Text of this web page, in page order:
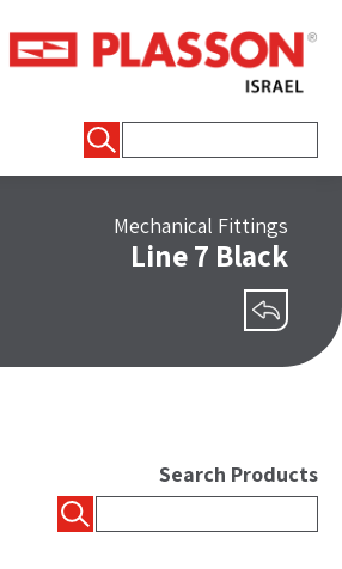
Mechanical Fittings
Line 7 Black
Search Products